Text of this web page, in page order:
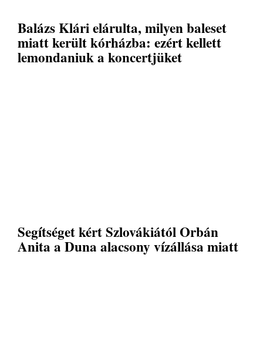
Balázs Klári elárulta, milyen baleset
miatt került kórházba: ezért kellett
lemondaniuk a koncertjüket
Segítséget kért Szlovákiától Orbán
Anita a Duna alacsony vízállása miatt